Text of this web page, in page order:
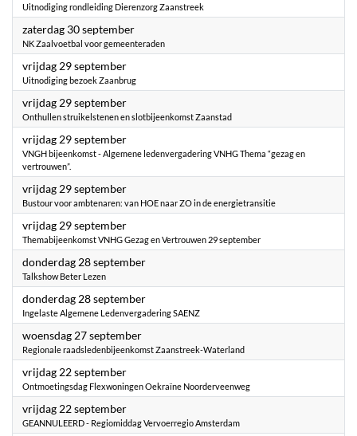
Uitnodiging rondleiding Dierenzorg Zaanstreek
zaterdag 30 september2023
NK Zaalvoetbal voor gemeenteraden
vrijdag 29 september2023
Uitnodiging bezoek Zaanbrug
vrijdag 29 september2023
Onthullen struikelstenen en slotbijeenkomst Zaanstad
vrijdag 29 september2023
VNGH bijeenkomst - Algemene ledenvergadering VNHG Thema “gezag en
vertrouwen”.
vrijdag 29 september2023
Bustour voor ambtenaren: van HOE naar ZO in de energietransitie
vrijdag 29 september2023
Themabijeenkomst VNHG Gezag en Vertrouwen 29 september
donderdag 28 september2023
Talkshow Beter Lezen
donderdag 28 september2023
Ingelaste Algemene Ledenvergadering SAENZ
woensdag 27 september2023
Regionale raadsledenbijeenkomst Zaanstreek-Waterland
vrijdag 22 september2023
Ontmoetingsdag Flexwoningen Oekraïne Noorderveenweg
vrijdag 22 september2023
GEANNULEERD - Regiomiddag Vervoerregio Amsterdam